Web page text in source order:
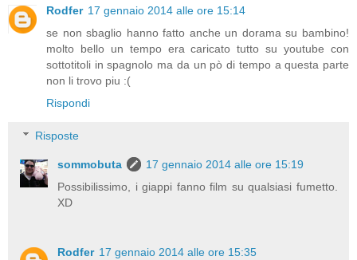
Rodfer 17 gennaio 2014 alle ore 15:14
se non sbaglio hanno fatto anche un dorama su bambino!
molto bello un tempo era caricato tutto su youtube con
sottotitoli in spagnolo ma da un pò di tempo a questa parte
non li trovo piu :(
Rispondi
Risposte
sommobuta
17 gennaio 2014 alle ore 15:19
Possibilissimo, i giappi fanno film su qualsiasi fumetto.
XD
Rodfer 17 gennaio 2014 alle ore 15:35